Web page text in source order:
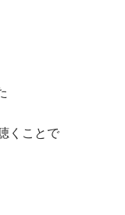
くことで